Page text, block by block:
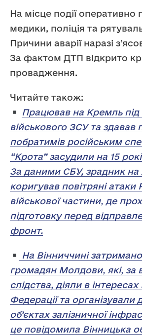
На місце події оперативно
медики, поліція та
Причини аварії наразі
За фактом ДТП відкрито
провадження.
Читайте також:
Працював на Кремль
військового ЗСУ та здавав
побратимів російським
“Крота” засудили на 15
За даними СБУ, зрадник
коригував повітряні атаки
військової частини, де
підготовку перед
фронт.
На Вінниччині
громадян Молдови, які, за
слідства, діяли в інтересах
Федерації та організували
об’єктах залізничної
це повідомила Вінницька